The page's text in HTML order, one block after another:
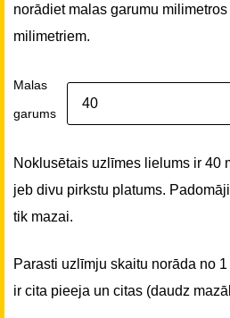
norādiet malas garumu
milimetriem.
Malas
garums
Noklusētais uzlīmes lielums ir 40
jeb divu pirkstu platums.
tik mazai.
Parasti uzlīmju skaitu norāda no
ir cita pieeja un citas (daudz